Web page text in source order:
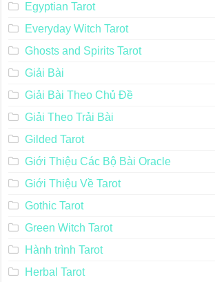
Egyptian Tarot
Everyday Witch Tarot
Ghosts and Spirits Tarot
Giải Bài
Giải Bài Theo Chủ Đề
Giải Theo Trải Bài
Gilded Tarot
Giới Thiệu Các Bộ Bài Oracle
Giới Thiệu Về Tarot
Gothic Tarot
Green Witch Tarot
Hành trình Tarot
Herbal Tarot